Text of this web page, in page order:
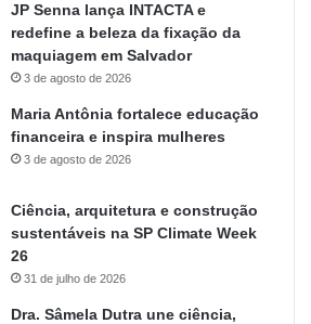
JP Senna lança INTACTA e
redefine a beleza da fixação da
maquiagem em Salvador
3 de agosto de 2026
Maria Antônia fortalece educação
financeira e inspira mulheres
3 de agosto de 2026
Ciência, arquitetura e construção
sustentáveis na SP Climate Week
26
31 de julho de 2026
Dra. Sâmela Dutra une ciência,